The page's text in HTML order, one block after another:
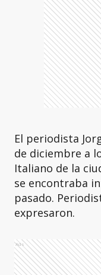
El periodista
de diciembre a
Italiano de la
se encontraba
pasado.
expresaron.
Ads